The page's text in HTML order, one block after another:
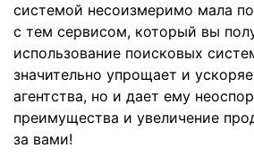
системой несоизмеримо мала
с тем сервисом, который вы
использование поисковых
значительно упрощает и
агентства, но и дает ему
преимущества и увеличение
за вами!